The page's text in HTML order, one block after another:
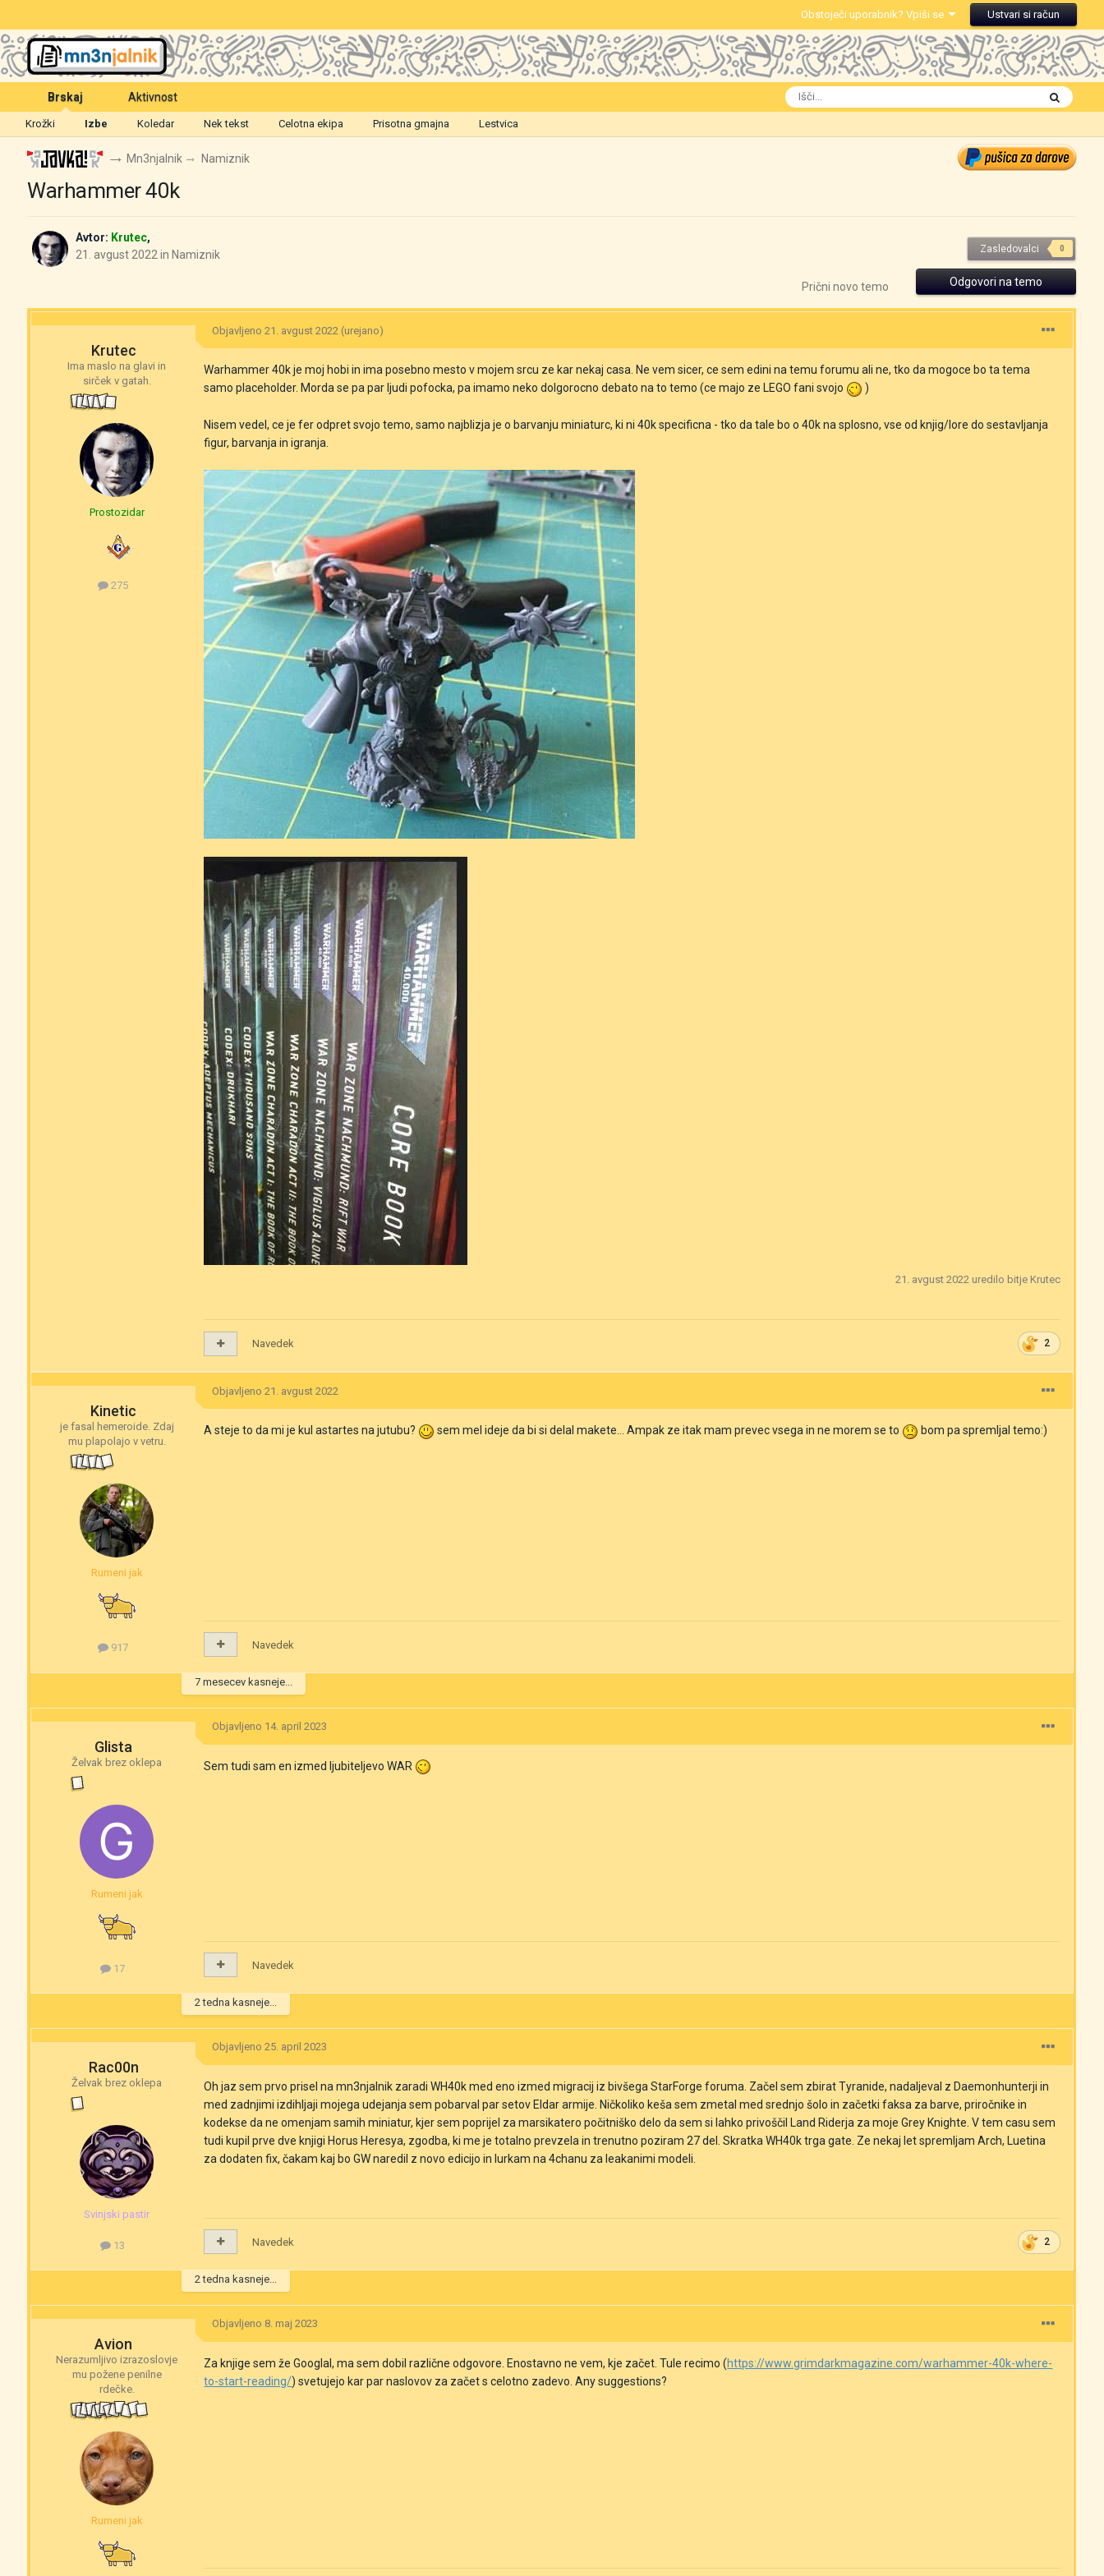
Obstoječi uporabnik? Vpiši se Ustvari si račun
Brskaj
Krožki Izbe Koledar Nek tekst Celotna ekipa Prisotna gmajna Lestvica
Aktivnost
Mn3njalnik Namiznik
Warhammer 40k
Avtor: Krutec,
21. avgust 2022in Namiznik Zasledovalci 0
Odgovori na temo
Prični novo temo
Krutec
Ima maslo na glavi in
sirček v gatah.
Prostozidar
275
Objavljeno21. avgust 2022 (urejano)
Warhammer 40k je moj hobi in ima posebno mesto v mojem srcu ze kar nekaj casa. Ne vem sicer, ce sem edini na temu forumu ali ne, tko da mogoce bo ta tema
samo placeholder. Morda se pa par ljudi pofocka, pa imamo neko dolgorocno debato na to temo (ce majo ze LEGO fani svojo
)
Nisem vedel, ce je fer odpret svojo temo, samo najblizja je o barvanju miniaturc, ki ni 40k specificna - tko da tale bo o 40k na splosno, vse od knjig/lore do sestavljanja
figur, barvanja in igranja.
21. avgust 2022 uredilo bitje Krutec
2
Navedek
Kinetic
je fasal hemeroide. Zdaj
mu plapolajo v vetru.
Rumeni jak
917
Objavljeno21. avgust 2022
A steje to da mi je kul astartes na jutubu? sem mel ideje da bi si delal makete... Ampak ze itak mam prevec vsega in ne morem se to bom pa spremljal temo:)
Navedek
7 mesecev kasneje...
Glista
Želvak brez oklepa
Rumeni jak
17
Objavljeno 14. april 2023
Sem tudi sam en izmed ljubiteljevo WAR
Navedek
2 tedna kasneje...
Rac00n
Želvak brez oklepa
Svinjski pastir
13
Objavljeno25. april 2023
Oh jaz sem prvo prisel na mn3njalnik zaradi WH40k med eno izmed migracij iz bivšega StarForge foruma. Začel sem zbirat Tyranide, nadaljeval z Daemonhunterji in
med zadnjimi izdihljaji mojega udejanja sem pobarval par setov Eldar armije. Ničkoliko keša sem zmetal med srednjo šolo in začetki faksa za barve, priročnike in
kodekse da ne omenjam samih miniatur, kjer sem poprijel za marsikatero počitniško delo da sem si lahko privoščil Land Riderja za moje Grey Knighte. V tem casu sem
tudi kupil prve dve knjigi Horus Heresya, zgodba, ki me je totalno prevzela in trenutno poziram 27 del. Skratka WH40k trga gate. Ze nekaj let spremljam Arch, Luetina
za dodaten fix, čakam kaj bo GW naredil z novo edicijo in lurkam na 4chanu za leakanimi modeli.
2
Navedek
2 tedna kasneje...
Avion
Nerazumljivo izrazoslovje
mu požene penilne
rdečke.
Rumeni jak
Objavljeno 8. maj 2023
Za knjige sem že Googlal, ma sem dobil različne odgovore. Enostavno ne vem, kje začet. Tule recimo (https://www.grimdarkmagazine.com/warhammer-40k-where-
to-start-reading/) svetujejo kar par naslovov za začet s celotno zadevo. Any suggestions?